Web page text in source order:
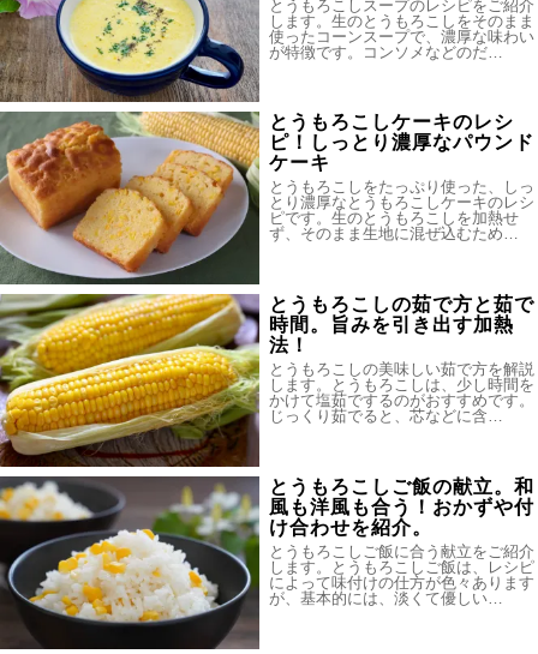
とうもろこしスープのレシピをご紹介
します。生のとうもろこしをそのまま
使ったコーンスープで、濃厚な味わい
が特徴です。コンソメなどのだ…
とうもろこしケーキのレシ
ピ！しっとり濃厚なパウンド
ケーキ
とうもろこしをたっぷり使った、しっ
とり濃厚なとうもろこしケーキのレシ
ピです。生のとうもろこしを加熱せ
ず、そのまま生地に混ぜ込むため…
とうもろこしの茹で方と茹で
時間。旨みを引き出す加熱
法！
とうもろこしの美味しい茹で方を解説
します。とうもろこしは、少し時間を
かけて塩茹でするのがおすすめです。
じっくり茹でると、芯などに含…
とうもろこしご飯の献立。和
風も洋風も合う！おかずや付
け合わせを紹介。
とうもろこしご飯に合う献立をご紹介
します。とうもろこしご飯は、レシピ
によって味付けの仕方が色々あります
が、基本的には、淡くて優しい…